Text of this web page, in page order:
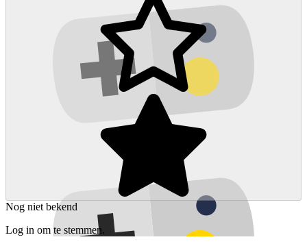
Nog niet bekend
Log in om te stemmen.